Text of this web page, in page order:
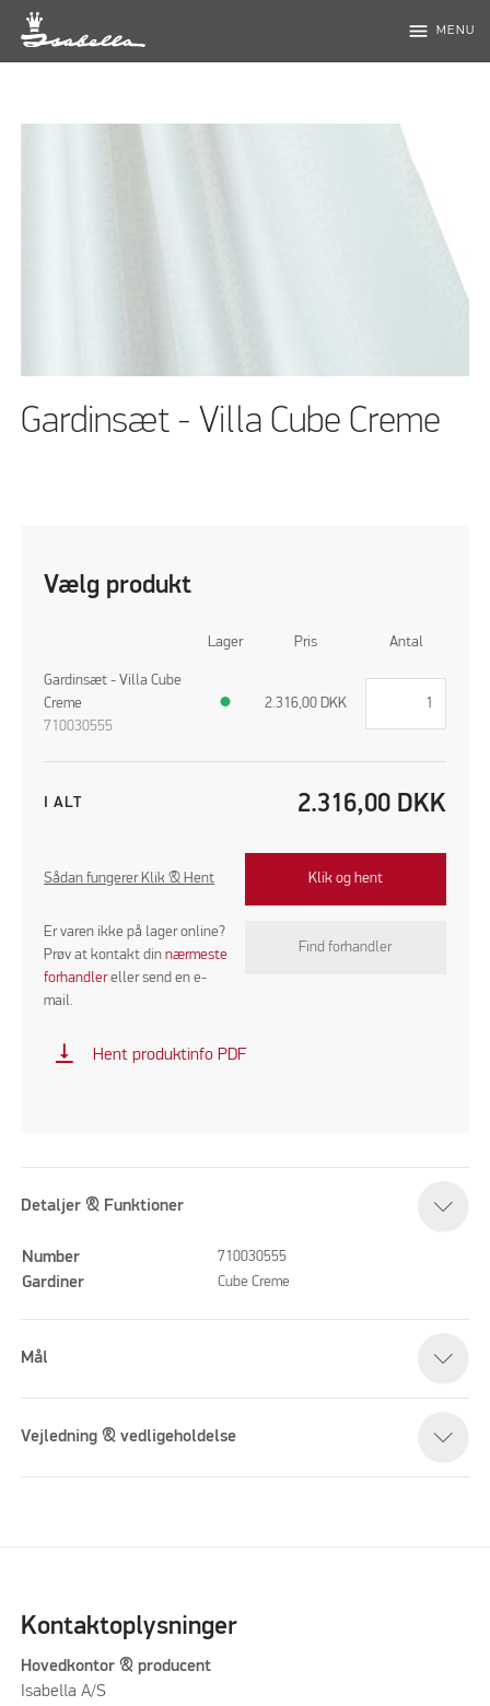
menu MENU
Gardinsæt - Villa Cube Creme
Vælg produkt
Lager Pris Antal
Gardinsæt - Villa Cube
Creme
710030555
● 2.316,00 DKK
I ALT 2.316,00 DKK
Sådan fungerer Klik & Hent Klik og hent
Er varen ikke på lager online?
Prøv at kontakt dinnærmeste
forhandlereller send en e-
mail.
Find forhandler
vertical_align_bottom Hent produktinfo PDF
Detaljer & Funktioner
Number 710030555
Gardiner Cube Creme
Mål
Vejledning & vedligeholdelse
Kontaktoplysninger
Hovedkontor & producent
Isabella A/S